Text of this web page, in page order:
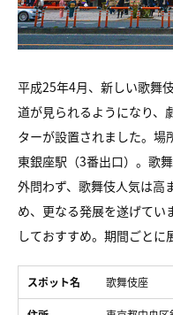
平成25年4月、新しい歌舞
道が見られるようになり、
ターが設置されました。場
東銀座駅（3番出口）。歌
外問わず、歌舞伎人気は高
め、更なる発展を遂げてい
しておすすめ。期間ごとに
スポット名 歌舞伎座